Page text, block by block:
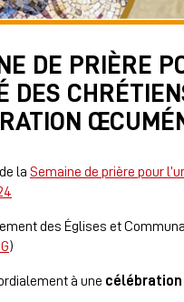
DE PRIÈRE
DES
la Semaine de prière pour
des Églises et
)
à une